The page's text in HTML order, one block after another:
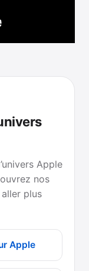
Apple
nos
plus
Apple